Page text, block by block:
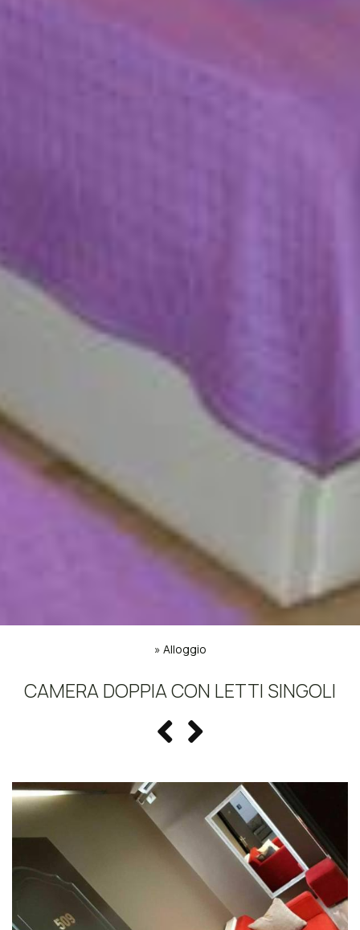
» Alloggio
CAMERA DOPPIA CON LETTI SINGOLI